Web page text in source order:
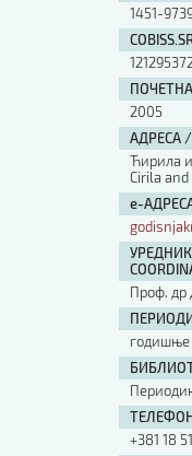
1451-
ПОЧЕТНА
2005
АДРЕСА /
Ћирила
Cirila
е-
Проф. др
+381 18